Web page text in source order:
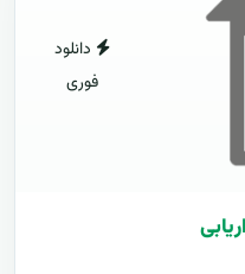
دانلود
فوری